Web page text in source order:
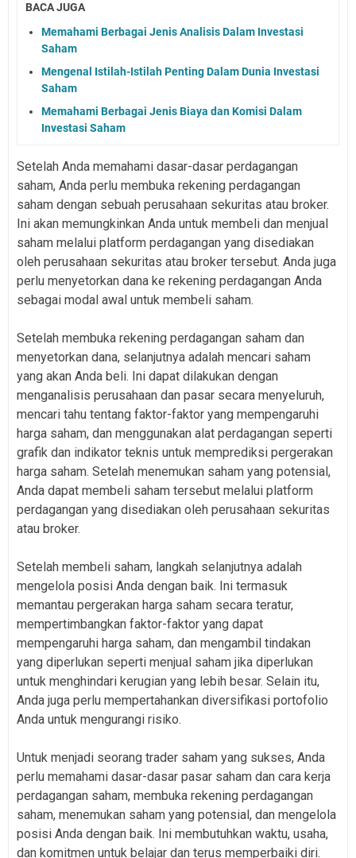
BACA JUGA
Memahami Berbagai Jenis Analisis Dalam Investasi
Saham
Mengenal Istilah-Istilah Penting Dalam Dunia Investasi
Saham
Memahami Berbagai Jenis Biaya dan Komisi Dalam
Investasi Saham
Setelah Anda memahami dasar-dasar perdagangan
saham, Anda perlu membuka rekening perdagangan
saham dengan sebuah perusahaan sekuritas atau broker.
Ini akan memungkinkan Anda untuk membeli dan menjual
saham melalui platform perdagangan yang disediakan
oleh perusahaan sekuritas atau broker tersebut. Anda juga
perlu menyetorkan dana ke rekening perdagangan Anda
sebagai modal awal untuk membeli saham.
Setelah membuka rekening perdagangan saham dan
menyetorkan dana, selanjutnya adalah mencari saham
yang akan Anda beli. Ini dapat dilakukan dengan
menganalisis perusahaan dan pasar secara menyeluruh,
mencari tahu tentang faktor-faktor yang mempengaruhi
harga saham, dan menggunakan alat perdagangan seperti
grafik dan indikator teknis untuk memprediksi pergerakan
harga saham. Setelah menemukan saham yang potensial,
Anda dapat membeli saham tersebut melalui platform
perdagangan yang disediakan oleh perusahaan sekuritas
atau broker.
Setelah membeli saham, langkah selanjutnya adalah
mengelola posisi Anda dengan baik. Ini termasuk
memantau pergerakan harga saham secara teratur,
mempertimbangkan faktor-faktor yang dapat
mempengaruhi harga saham, dan mengambil tindakan
yang diperlukan seperti menjual saham jika diperlukan
untuk menghindari kerugian yang lebih besar. Selain itu,
Anda juga perlu mempertahankan diversifikasi portofolio
Anda untuk mengurangi risiko.
Untuk menjadi seorang trader saham yang sukses, Anda
perlu memahami dasar-dasar pasar saham dan cara kerja
perdagangan saham, membuka rekening perdagangan
saham, menemukan saham yang potensial, dan mengelola
posisi Anda dengan baik. Ini membutuhkan waktu, usaha,
dan komitmen untuk belajar dan terus memperbaiki diri.